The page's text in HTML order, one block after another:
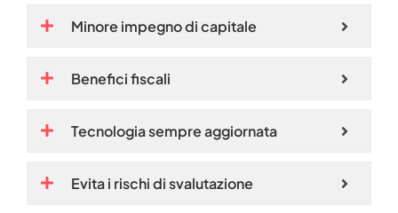
Minore impegno di capitale
Benefici fiscali
Tecnologia sempre aggiornata
Evita i rischi di svalutazione